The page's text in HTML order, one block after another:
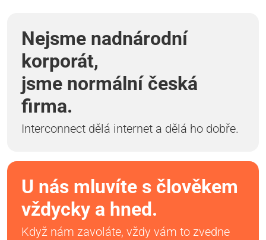
Nejsme nadnárodní
korporát,
jsme normální česká
firma.
Interconnect dělá internet a dělá ho dobře.
U nás mluvíte s člověkem
vždycky a hned.
Když nám zavoláte, vždy vám to zvedne